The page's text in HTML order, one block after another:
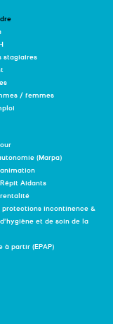
stagiaires
/ femmes
(Marpa)
animation
Aidants
protections incontinence &
et de soin de la
à partir (EPAP)